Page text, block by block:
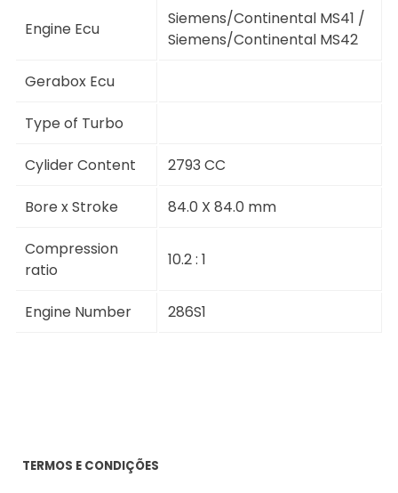
Engine Ecu
Siemens/Continental MS41 /
Siemens/Continental MS42
Gerabox Ecu
Type of Turbo
Cylider Content 2793 CC
Bore x Stroke 84.0 X 84.0 mm
Compression
ratio
10.2 : 1
Engine Number 286S1
TERMOS E CONDIÇÕES